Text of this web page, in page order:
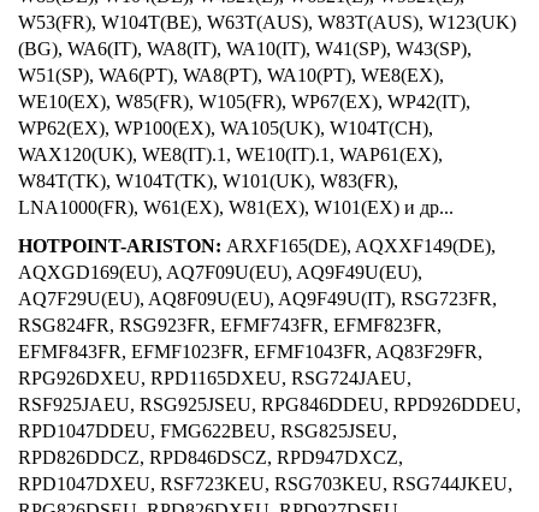
W53(FR), W104T(BE), W63T(AUS), W83T(AUS), W123(UK)
(BG), WA6(IT), WA8(IT), WA10(IT), W41(SP), W43(SP),
W51(SP), WA6(PT), WA8(PT), WA10(PT), WE8(EX),
WE10(EX), W85(FR), W105(FR), WP67(EX), WP42(IT),
WP62(EX), WP100(EX), WA105(UK), W104T(CH),
WAX120(UK), WE8(IT).1, WE10(IT).1, WAP61(EX),
W84T(TK), W104T(TK), W101(UK), W83(FR),
LNA1000(FR), W61(EX), W81(EX), W101(EX) и др...
HOTPOINT-ARISTON: ARXF165(DE), AQXXF149(DE),
AQXGD169(EU), AQ7F09U(EU), AQ9F49U(EU),
AQ7F29U(EU), AQ8F09U(EU), AQ9F49U(IT), RSG723FR,
RSG824FR, RSG923FR, EFMF743FR, EFMF823FR,
EFMF843FR, EFMF1023FR, EFMF1043FR, AQ83F29FR,
RPG926DXEU, RPD1165DXEU, RSG724JAEU,
RSF925JAEU, RSG925JSEU, RPG846DDEU, RPD926DDEU,
RPD1047DDEU, FMG622BEU, RSG825JSEU,
RPD826DDCZ, RPD846DSCZ, RPD947DXCZ,
RPD1047DXEU, RSF723KEU, RSG703KEU, RSG744JKEU,